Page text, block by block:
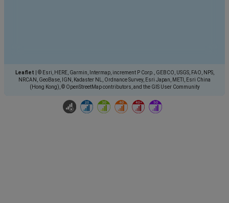
Leaflet
© Esri, HERE, Garmin, Intermap, increment P Corp., GEBCO, USGS, FAO, NPS,
NRCAN, GeoBase, IGN, Kadaster NL, Ordnance Survey, Esri Japan, METI, Esri China
(Hong Kong), © OpenStreetMap contributors, and the GIS User Community